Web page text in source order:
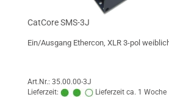
CatCore SMS-3J
Ein/Ausgang Ethercon, XLR 3-pol
Art.Nr.: 35.00.00-3J
Lieferzeit:
Lieferzeit ca. 1 Woche